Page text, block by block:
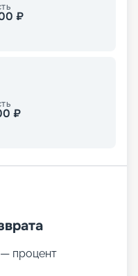
₽
₽
процент